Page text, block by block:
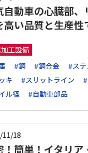
自動車の心臓部
高い品質と生産
工設備
#銅 #銅合金 #ス
キ
#スリットライン
ル径
#自動車部品
11/18
！簡単！イタリア